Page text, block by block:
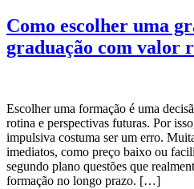
Como escolher uma
graduação com valor
Escolher uma formação é uma
rotina e perspectivas futuras. Por
impulsiva costuma ser um erro.
imediatos, como preço baixo ou
segundo plano questões que
formação no longo prazo. […]